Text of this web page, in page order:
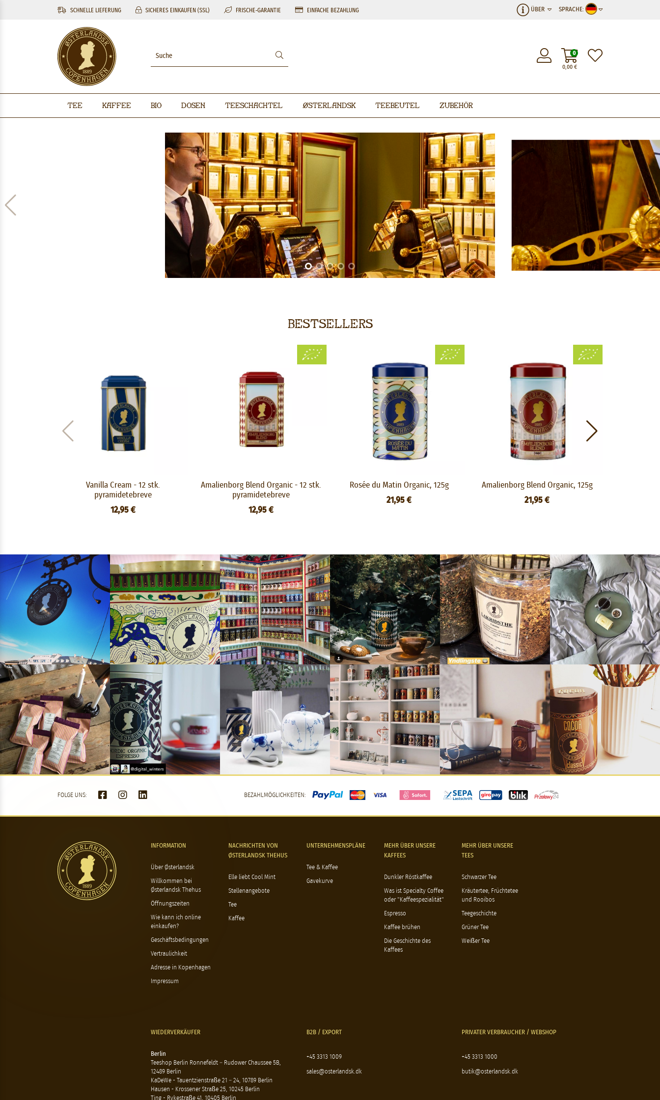
SCHNELLE LIEFERUNG SICHERES EINKAUFEN (SSL) FRISCHE-GARANTIE EINFACHE BEZAHLUNG SPRACHE:
ÜBER
0,00€
0
Tee Kaffee BIO Dosen Teeschachtel Østerlandsk Teebeutel Zubehör
BESTSELLERS
Vanilla Cream - 12 stk.
pyramidetebreve
12,95 €
Amalienborg Blend Organic - 12 stk.
pyramidetebreve
12,95 €
Rosée du Matin Organic, 125g
21,95 €
Amalienborg Blend Organic, 125g
21,95 €
FOLGE UNS: BEZAHLMÖGLICHKEITEN:
INFORMATION
Über Østerlandsk
Willkommen bei
Østerlandsk Thehus
Öffnungszeiten
Wie kann ich online
einkaufen?
Geschäftsbedingungen
Vertraulichkeit
Adresse in Kopenhagen
Impressum
NACHRICHTEN VON
ØSTERLANDSK THEHUS
Elle liebt Cool Mint
Stellenangebote
Tee
Kaffee
UNTERNEHMENSPLÄNE
Tee & Kaffee
Gavekurve
MEHR ÜBER UNSERE
KAFFEES
Dunkler Röstkaffee
Was ist Specialty Coffee
oder "Kaffeespezialität"
Espresso
Kaffee brühen
Die Geschichte des
Kaffees
MEHR ÜBER UNSERE
TEES
Schwarzer Tee
Kräutertee, Früchtetee
und Rooibos
Teegeschichte
Grüner Tee
Weißer Tee
WIEDERVERKÄUFER
Berlin
Teeshop Berlin Ronnefeldt – Rudower Chaussee 5B,
12489 Berlin
KaDeWe - Tauentzienstraße 21 – 24, 10789 Berlin
Hausen - Krossener Straße 25, 10245 Berlin
Ting - Rykestraße 41, 10405 Berlin
B2B / EXPORT
+45 3313 1009
sales@osterlandsk.dk
PRIVATER VERBRAUCHER / WEBSHOP
+45 3313 1000
butik@osterlandsk.dk